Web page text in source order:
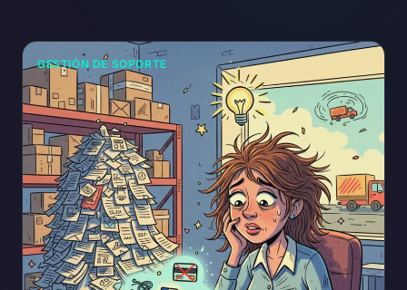
GESTIÓN DE SOPORTE